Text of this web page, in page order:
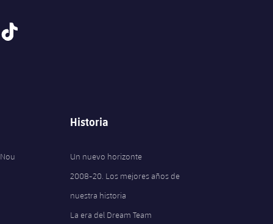
tiktok
Historia
Un nuevo horizonte
2008-20. Los mejores años de
nuestra historia
La era del Dream Team